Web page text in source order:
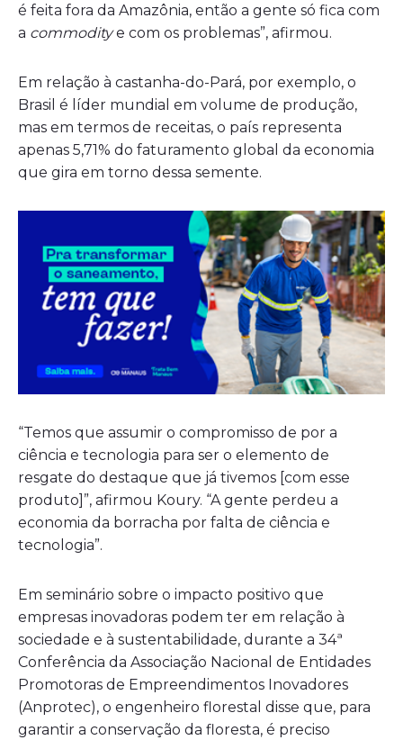
é feita fora da Amazônia, então a gente só fica com
a commoditye com os problemas”, afirmou.
Em relação à castanha-do-Pará, por exemplo, o
Brasil é líder mundial em volume de produção,
mas em termos de receitas, o país representa
apenas 5,71% do faturamento global da economia
que gira em torno dessa semente.
“Temos que assumir o compromisso de por a
ciência e tecnologia para ser o elemento de
resgate do destaque que já tivemos [com esse
produto]”, afirmou Koury. “A gente perdeu a
economia da borracha por falta de ciência e
tecnologia”.
Em seminário sobre o impacto positivo que
empresas inovadoras podem ter em relação à
sociedade e à sustentabilidade, durante a 34ª
Conferência da Associação Nacional de Entidades
Promotoras de Empreendimentos Inovadores
(Anprotec), o engenheiro florestal disse que, para
garantir a conservação da floresta, é preciso